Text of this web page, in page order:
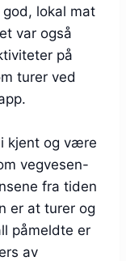
lokal mat
var også
på
turer ved
kjent og være
vegvesen-
fra tiden
er at turer og
påmeldte er
av